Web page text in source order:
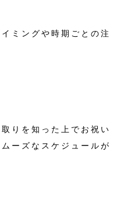
ミングや時期ごとの注
りを知った上でお祝い
ーズなスケジュールが